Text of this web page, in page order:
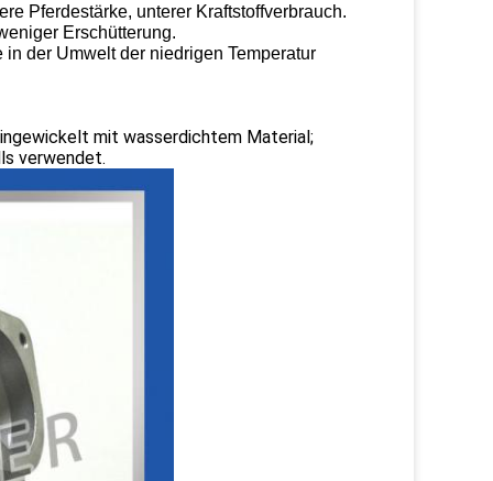
Pferdestärke, unterer Kraftstoffverbrauch.
Erschütterung.
der Umwelt der niedrigen Temperatur
mit wasserdichtem Material;
verwendet.